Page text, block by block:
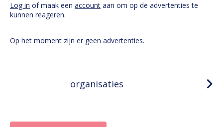
Log in of maak een account aan om op de advertenties te
kunnen reageren.
Op het moment zijn er geen advertenties.
organisaties